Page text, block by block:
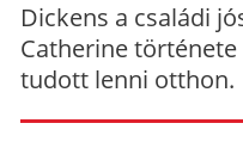
Dickens a családi
Catherine
tudott lenni otthon.